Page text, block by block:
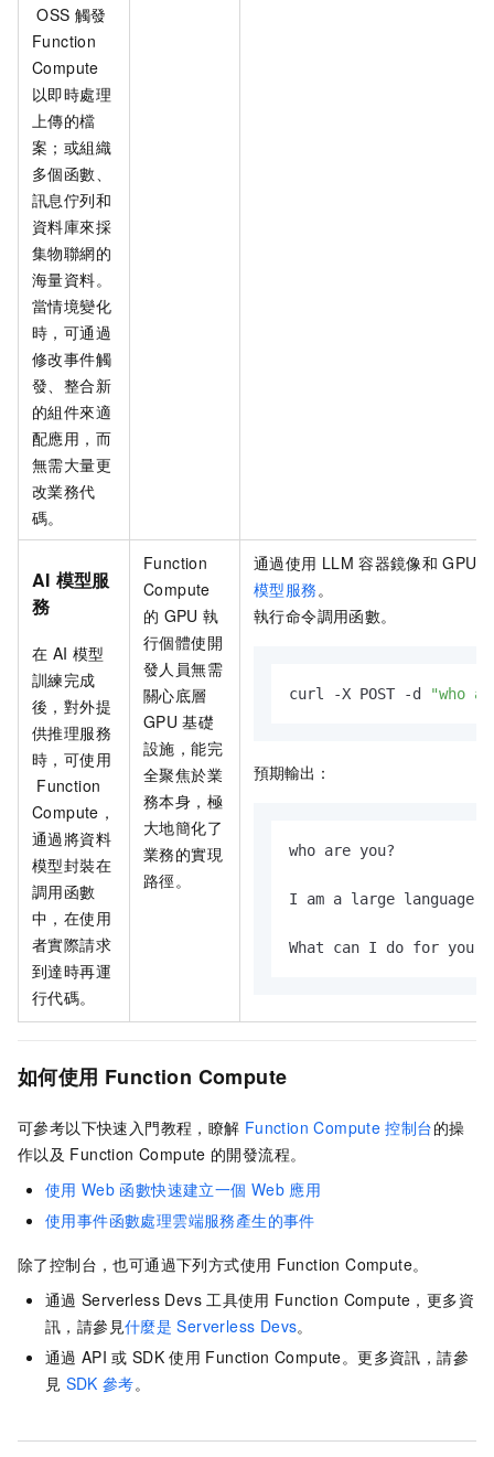
OSS 觸發
Function
Compute
以即時處理
上傳的檔
案；或組織
多個函數、
訊息佇列和
資料庫來採
集物聯網的
海量資料。
當情境變化
時，可通過
修改事件觸
發、整合新
的組件來適
配應用，而
無需大量更
改業務代
碼。
AI 模型服
務
在 AI 模型
訓練完成
後，對外提
供推理服務
時，可使用
Function
Compute，
通過將資料
模型封裝在
調用函數
中，在使用
者實際請求
到達時再運
行代碼。
Function
Compute
的 GPU 執
行個體使開
發人員無需
關心底層
GPU 基礎
設施，能完
全聚焦於業
務本身，極
大地簡化了
業務的實現
路徑。
通過使用 LLM 容器鏡像和 GPU
模型服務。
執行命令調用函數。
curl -X POST -d "who
預期輸出：
who are you?
I am a large language
What can I do for you
如何使用 Function Compute
可參考以下快速入門教程，瞭解 Function Compute 控制台的操
作以及 Function Compute 的開發流程。
使用 Web 函數快速建立一個 Web 應用
使用事件函數處理雲端服務產生的事件
除了控制台，也可通過下列方式使用 Function Compute。
通過 Serverless Devs 工具使用 Function Compute，更多資
訊，請參見什麼是 Serverless Devs。
通過 API 或 SDK 使用 Function Compute。更多資訊，請參
見 SDK 參考。